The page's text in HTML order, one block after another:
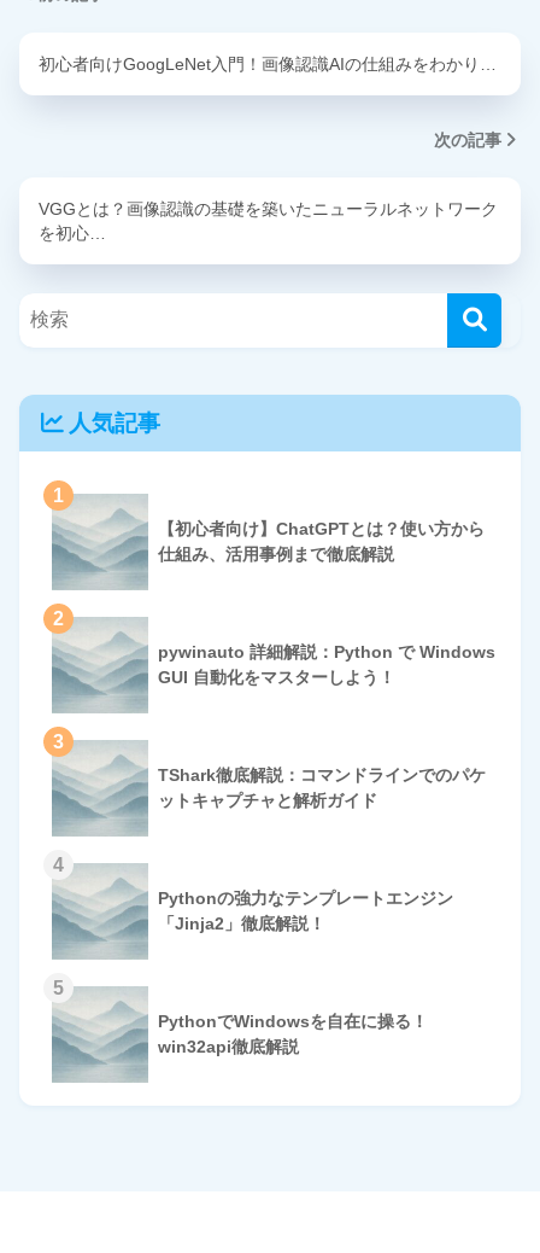
初心者向けGoogLeNet入門！画像認識AIの仕組みをわかり…
次の記事
VGGとは？画像認識の基礎を築いたニューラルネットワーク
を初心…
人気記事
1
【初心者向け】ChatGPTとは？使い方から
仕組み、活用事例まで徹底解説
2
pywinauto 詳細解説：Python で Windows
GUI 自動化をマスターしよう！
3
TShark徹底解説：コマンドラインでのパケ
ットキャプチャと解析ガイド
4
Pythonの強力なテンプレートエンジン
「Jinja2」徹底解説！
5
PythonでWindowsを自在に操る！
win32api徹底解説